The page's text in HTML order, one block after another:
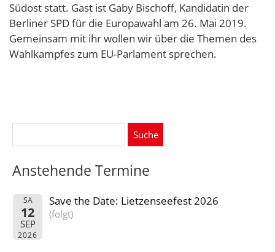
Südost statt. Gast ist Gaby Bischoff, Kandidatin der
Berliner SPD für die Europawahl am 26. Mai 2019.
Gemeinsam mit ihr wollen wir über die Themen des
Wahlkampfes zum EU-Parlament sprechen.
Anstehende Termine
SA
12
SEP
2026
Save the Date: Lietzenseefest 2026
(folgt)